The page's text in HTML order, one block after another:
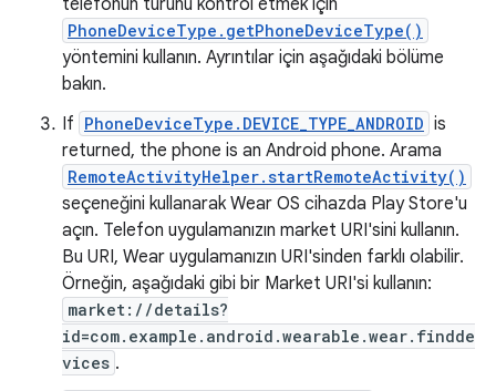
telefonun türünü kontrol etmek için
PhoneDeviceType.getPhoneDeviceType()
yöntemini kullanın. Ayrıntılar için aşağıdaki bölüme
bakın.
If PhoneDeviceType.DEVICE_TYPE_ANDROID is
returned, the phone is an Android phone. Arama
RemoteActivityHelper.startRemoteActivity()
seçeneğini kullanarak Wear OS cihazda Play Store'u
açın. Telefon uygulamanızın market URI'sini kullanın.
Bu URI, Wear uygulamanızın URI'sinden farklı olabilir.
Örneğin, aşağıdaki gibi bir Market URI'si kullanın:
market://details?
id=com.example.android.wearable.wear.findde
vices .